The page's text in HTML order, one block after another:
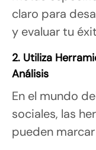
claro para
y evaluar tu
2. Utiliza
Análisis
En el mundo
sociales, las
pueden